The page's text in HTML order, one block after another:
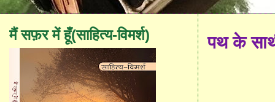
पथ के
मैं सफ़र में हूँ(साहित्य-विमर्श)